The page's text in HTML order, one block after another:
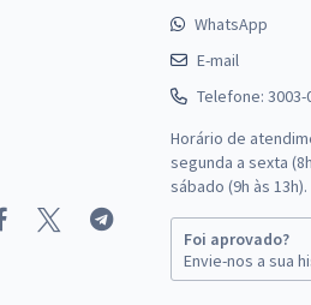
WhatsApp
E-mail
Telefone: 3003-
Horário de
segunda a sexta
sábado (9h às 13h).
Foi aprovado?
Envie-nos a sua